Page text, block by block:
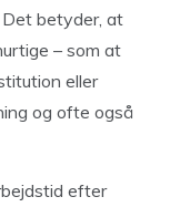
betyder, at
– som at
eller
og ofte også
efter